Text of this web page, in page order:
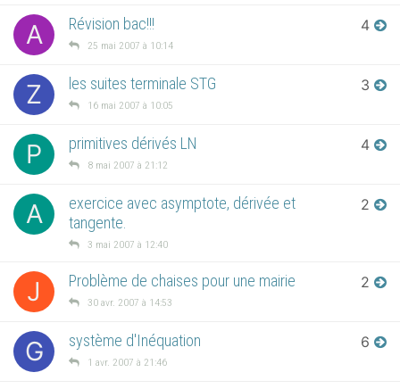
A Révision bac!!!
25 mai 2007 à 10:14
4
Z les suites terminale STG
16 mai 2007 à 10:05
3
P primitives dérivés LN
8 mai 2007 à 21:12
4
A
exercice avec asymptote, dérivée et
tangente.
3 mai 2007 à 12:40
2
J Problème de chaises pour une mairie
30 avr. 2007 à 14:53
2
G système d'Inéquation
1 avr. 2007 à 21:46
6